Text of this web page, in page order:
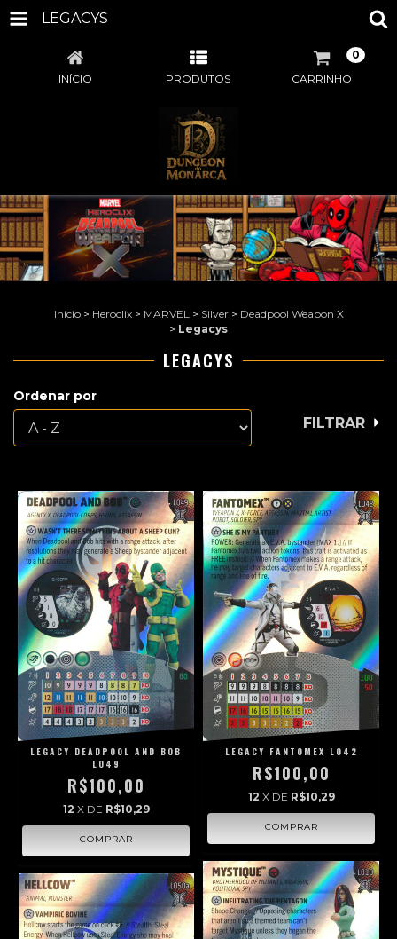
LEGACYS
INÍCIO PRODUTOS CARRINHO
0
Início > Heroclix > MARVEL > Silver > Deadpool Weapon X
> Legacys
LEGACYS
Ordenar por
FILTRAR
LEGACY DEADPOOL AND BOB
L049
R$100,00
12 X DE R$10,29
LEGACY FANTOMEX L042
R$100,00
12 X DE R$10,29